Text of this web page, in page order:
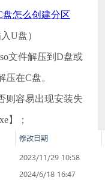
怎么创建分区
U盘）
文件解压到D盘或
在C盘。
则容易出现安装失
】；